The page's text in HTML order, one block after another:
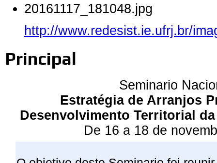
20161117_181048.jpg
http://www.redesist.ie.ufrj.br/
Principal
Seminario
Estratégia de Arranjos
Desenvolvimento Territorial
De 16 a 18 de